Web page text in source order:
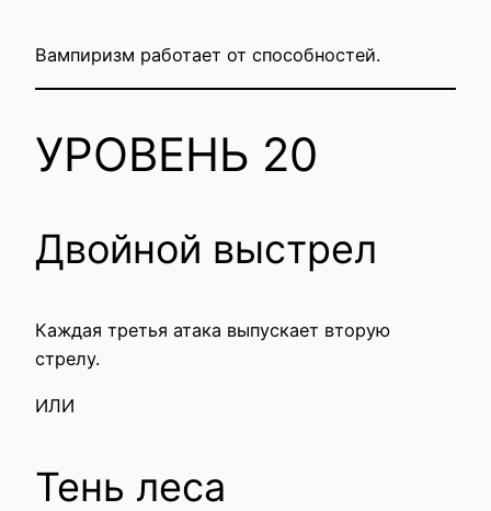
Вампиризм работает от способностей.
УРОВЕНЬ 20
Двойной выстрел
Каждая третья атака выпускает вторую
стрелу.
ИЛИ
Тень леса